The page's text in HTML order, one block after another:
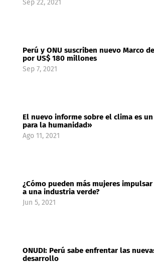
Sep 22, 2021
Perú y ONU suscriben nuevo Marco
por US$ 180 millones
Sep 7, 2021
El nuevo informe sobre el clima es
para la humanidad»
Ago 11, 2021
¿Cómo pueden más mujeres
a una industria verde?
Jun 5, 2021
ONUDI: Perú sabe enfrentar las
desarrollo